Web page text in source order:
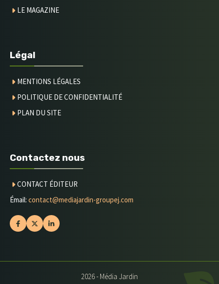
LE MAGAZINE
Légal
MENTIONS LÉGALES
POLITIQUE DE CONFIDENTIALITÉ
PLAN DU SITE
Contactez nous
CONTACT ÉDITEUR
Émail: contact@mediajardin-groupej.com
2026 - Média Jardin